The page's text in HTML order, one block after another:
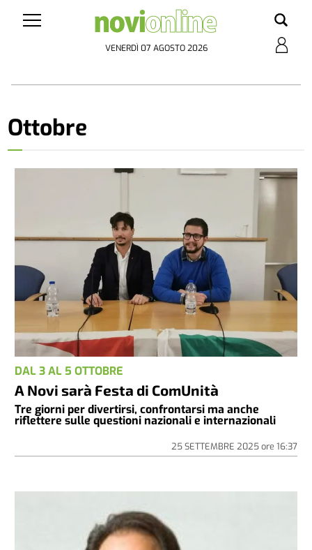
VENERDÌ 07 AGOSTO 2026
Ottobre
DAL 3 AL 5 OTTOBRE
A Novi sarà Festa di ComUnità
Tre giorni per divertirsi, confrontarsi ma anche
riflettere sulle questioni nazionali e internazionali
25 SETTEMBRE 2025ore 16:37